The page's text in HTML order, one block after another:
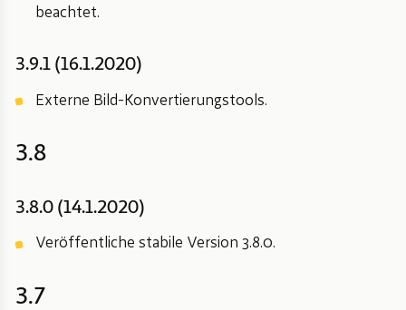
beachtet.
3.9.1 (16.1.2020)
Externe Bild-Konvertierungstools.
3.8
3.8.0 (14.1.2020)
Veröffentliche stabile Version 3.8.0.
3.7